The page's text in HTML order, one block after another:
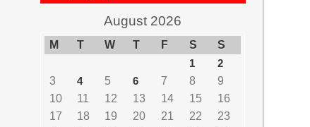
August 2026
M T W T F S
S
1
2
3
4 5 6 7 8
9
10
11 12 13 14 15
16
17
18 19 20 21 22
23